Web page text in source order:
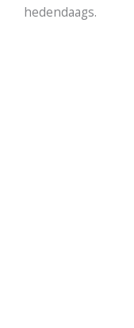
hedendaags.